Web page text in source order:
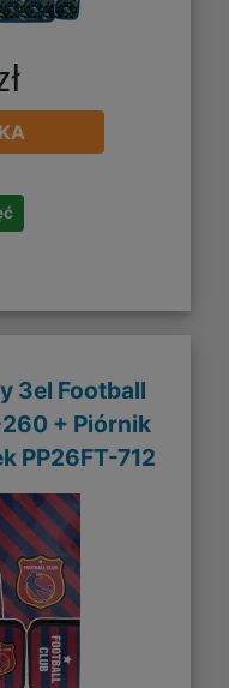
3el Football
+ Piórnik
PP26FT-712